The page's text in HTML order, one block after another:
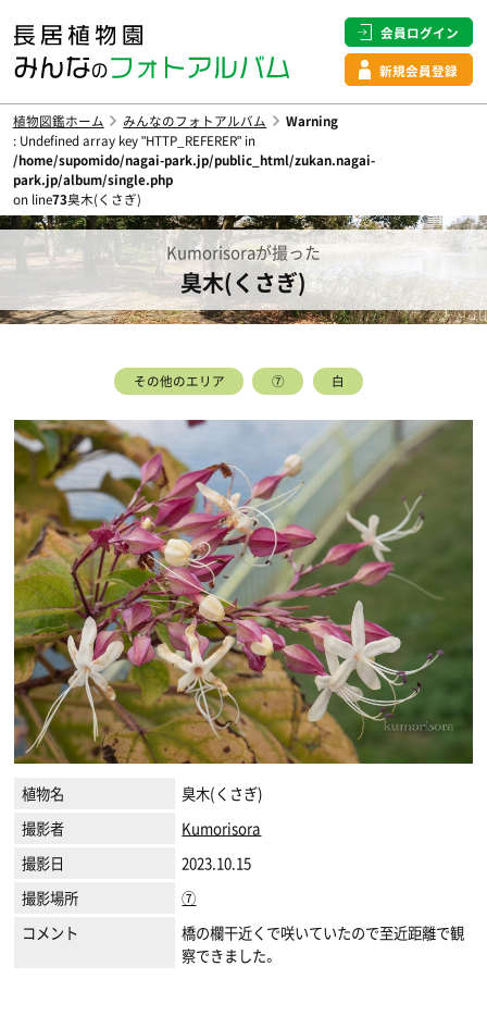
会員ログイン
新規会員登録
植物図鑑ホーム みんなのフォトアルバム
Warning
: Undefined array key "HTTP_REFERER" in
/home/supomido/nagai-park.jp/public_html/zukan.nagai-
park.jp/album/single.php
on line73臭木(くさぎ)
Kumorisoraが撮った
臭木(くさぎ)
その他のエリア ⑦ 白
植物名
臭木(くさぎ)
撮影者
Kumorisora
撮影日
2023.10.15
撮影場所
⑦
コメント
橋の欄干近くで咲いていたので至近距離で観
察できました。